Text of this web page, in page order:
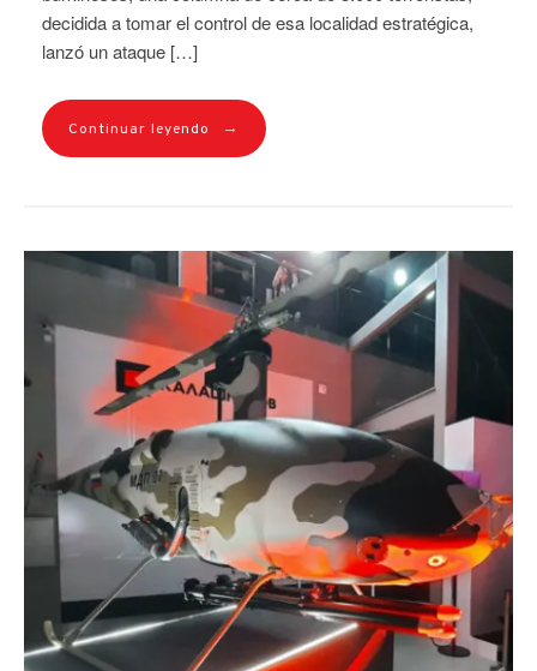
decidida a tomar el control de esa localidad estratégica,
lanzó un ataque […]
Continuar leyendo →